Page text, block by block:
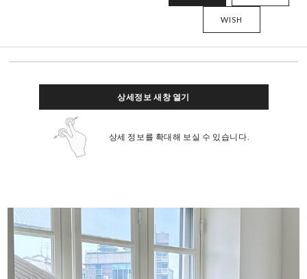
WISH
상세정보 새창 열기
상세 정보를 확대해 보실 수 있습니다.